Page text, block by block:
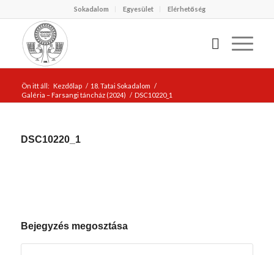
Sokadalom Egyesület Elérhetőség
Ön itt áll: Kezdőlap / 18. Tatai Sokadalom /
Galéria – Farsangi táncház (2024) / DSC10220_1
DSC10220_1
Bejegyzés megosztása